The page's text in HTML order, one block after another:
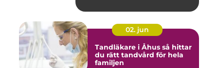
02. jun
Tandläkare i Åhus så hittar
du rätt tandvård för hela
familjen